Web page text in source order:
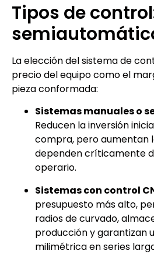
Tipos de
La elección del sistema de
precio del equipo como el
pieza conformada:
Sistemas manuales o
Reducen la inversión
compra, pero aumentan
dependen críticamente
operario.
Sistemas con control
presupuesto más alto,
radios de curvado,
producción y garantizan
milimétrica en series